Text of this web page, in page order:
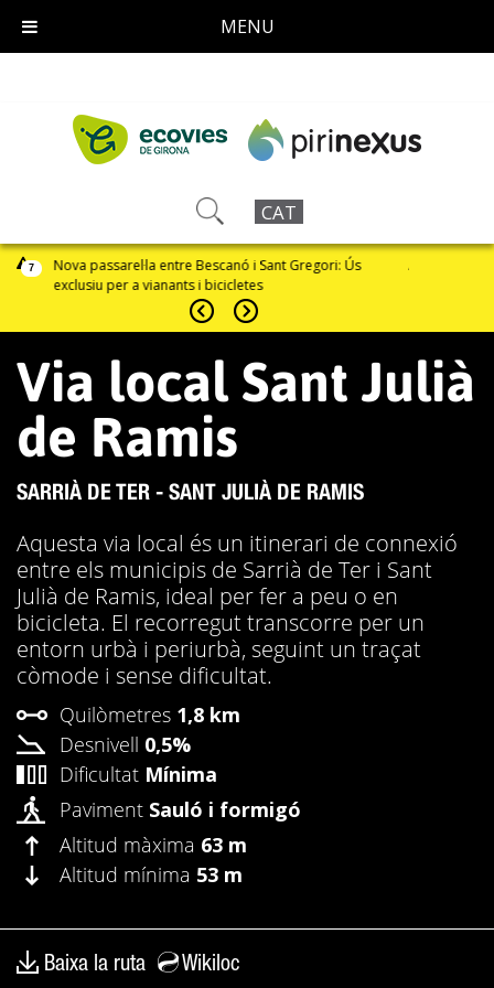
CAT
7
i Sant Gregori: Ús
Activació del Pla Alfa per perill d'incendi forestal
Via local Sant Julià
de Ramis
SARRIÀ DE TER - SANT JULIÀ DE RAMIS
Aquesta via local és un itinerari de connexió
entre els municipis de Sarrià de Ter i Sant
Julià de Ramis, ideal per fer a peu o en
bicicleta. El recorregut transcorre per un
entorn urbà i periurbà, seguint un traçat
còmode i sense dificultat.
Quilòmetres 1,8 km
Desnivell 0,5%
Dificultat Mínima
Paviment Sauló i formigó
Altitud màxima 63 m
Altitud mínima 53 m
Baixa la ruta Wikiloc
MENU